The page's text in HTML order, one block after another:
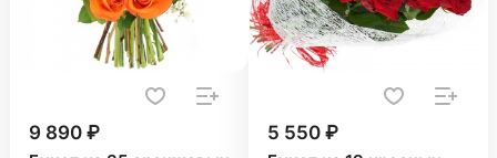
9 890 ₽ 5 550 ₽